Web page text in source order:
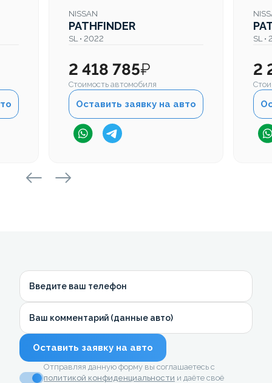
NISSAN
PATHFINDER
SL • 2022
2 418 785₽
Стоимость автомобиля
Оставить заявку на авто
SL •
2
Введите ваш телефон
Ваш комментарий (данные авто)
Оставить заявку на авто
Отправляя данную форму вы соглашаетесь с
политикой конфиденциальности и даёте своё